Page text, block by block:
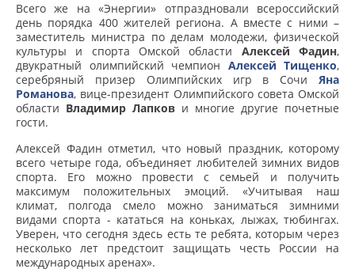
Всего же на «Энергии» отпраздновали всероссийский
день порядка 400 жителей региона. А вместе с ними –
заместитель министра по делам молодежи, физической
культуры и спорта Омской области Алексей Фадин,
двукратный олимпийский чемпион Алексей Тищенко,
серебряный призер Олимпийских игр в Сочи Яна
Романова, вице-президент Олимпийского совета Омской
области Владимир Лапков и многие другие почетные
гости.
Алексей Фадин отметил, что новый праздник, которому
всего четыре года, объединяет любителей зимних видов
спорта. Его можно провести с семьей и получить
максимум положительных эмоций. «Учитывая наш
климат, полгода смело можно заниматься зимними
видами спорта - кататься на коньках, лыжах, тюбингах.
Уверен, что сегодня здесь есть те ребята, которым через
несколько лет предстоит защищать честь России на
международных аренах».